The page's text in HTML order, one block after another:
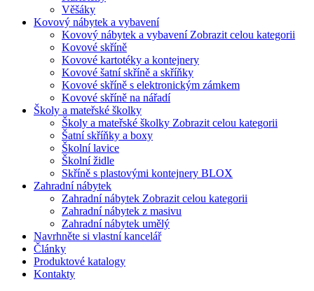
Věšáky
Kovový nábytek a vybavení
Kovový nábytek a vybavení Zobrazit celou kategorii
Kovové skříně
Kovové kartotéky a kontejnery
Kovové šatní skříně a skříňky
Kovové skříně s elektronickým zámkem
Kovové skříně na nářadí
Školy a mateřské školky
Školy a mateřské školky Zobrazit celou kategorii
Šatní skříňky a boxy
Školní lavice
Školní židle
Skříně s plastovými kontejnery BLOX
Zahradní nábytek
Zahradní nábytek Zobrazit celou kategorii
Zahradní nábytek z masivu
Zahradní nábytek umělý
Navrhněte si vlastní kancelář
Články
Produktové katalogy
Kontakty